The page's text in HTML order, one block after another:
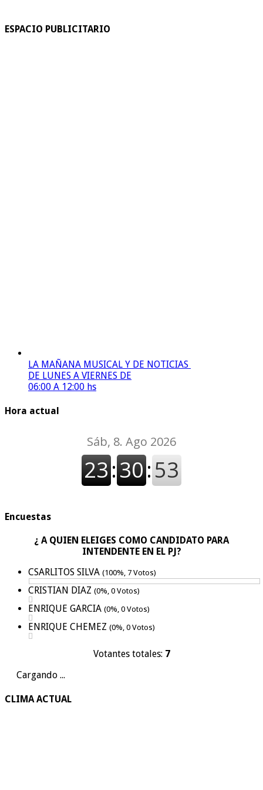
ESPACIO PUBLICITARIO
LA MAÑANA MUSICAL Y DE NOTICIAS
DE LUNES A VIERNES DE
06:00 A 12:00 hs
Hora actual
Encuestas
¿ A QUIEN ELEIGES COMO CANDIDATO PARA
INTENDENTE EN EL PJ?
CSARLITOS SILVA (100%, 7 Votos)
CRISTIAN DIAZ (0%, 0 Votos)
ENRIQUE GARCIA (0%, 0 Votos)
ENRIQUE CHEMEZ (0%, 0 Votos)
Votantes totales: 7
Cargando ...
CLIMA ACTUAL